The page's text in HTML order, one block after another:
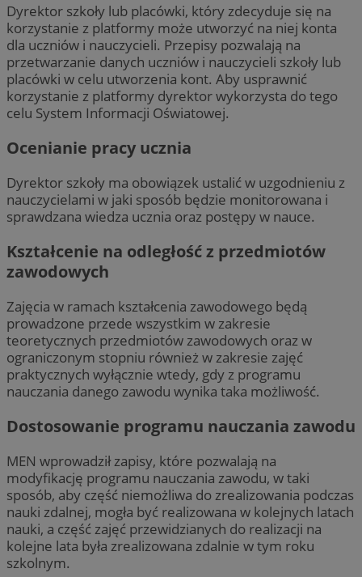
Dyrektor szkoły lub placówki, który zdecyduje się na
korzystanie z platformy może utworzyć na niej konta
dla uczniów i nauczycieli. Przepisy pozwalają na
przetwarzanie danych uczniów i nauczycieli szkoły lub
placówki w celu utworzenia kont. Aby usprawnić
korzystanie z platformy dyrektor wykorzysta do tego
celu System Informacji Oświatowej.
Ocenianie pracy ucznia
Dyrektor szkoły ma obowiązek ustalić w uzgodnieniu z
nauczycielami w jaki sposób będzie monitorowana i
sprawdzana wiedza ucznia oraz postępy w nauce.
Kształcenie na odległość z przedmiotów
zawodowych
Zajęcia w ramach kształcenia zawodowego będą
prowadzone przede wszystkim w zakresie
teoretycznych przedmiotów zawodowych oraz w
ograniczonym stopniu również w zakresie zajęć
praktycznych wyłącznie wtedy, gdy z programu
nauczania danego zawodu wynika taka możliwość.
Dostosowanie programu nauczania zawodu
MEN wprowadził zapisy, które pozwalają na
modyfikację programu nauczania zawodu, w taki
sposób, aby część niemożliwa do zrealizowania podczas
nauki zdalnej, mogła być realizowana w kolejnych latach
nauki, a część zajęć przewidzianych do realizacji na
kolejne lata była zrealizowana zdalnie w tym roku
szkolnym.